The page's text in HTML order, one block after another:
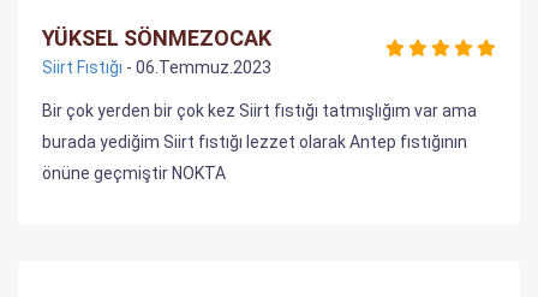
YÜKSEL SÖNMEZOCAK
Siirt Fıstığı - 06.Temmuz.2023
Bir çok yerden bir çok kez Siirt fıstığı tatmışlığım var ama
burada yediğim Siirt fıstığı lezzet olarak Antep fıstığının
önüne geçmiştir NOKTA